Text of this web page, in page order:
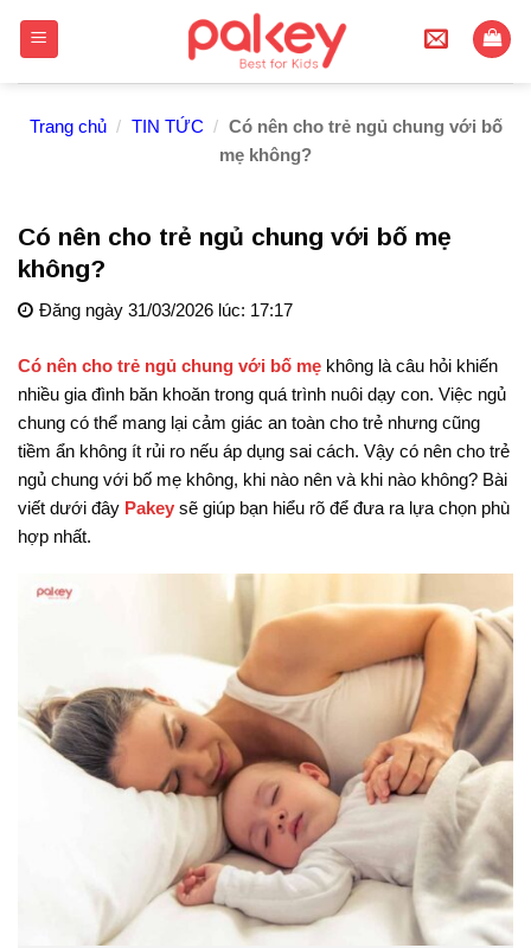
Trang chủ / TIN TỨC / Có nên cho trẻ ngủ chung với bố
mẹ không?
Có nên cho trẻ ngủ chung với bố mẹ
không?
Đăng ngày 31/03/2026 lúc: 17:17
Có nên cho trẻ ngủ chung với bố mẹ không là câu hỏi khiến
nhiều gia đình băn khoăn trong quá trình nuôi dạy con. Việc ngủ
chung có thể mang lại cảm giác an toàn cho trẻ nhưng cũng
tiềm ẩn không ít rủi ro nếu áp dụng sai cách. Vậy có nên cho trẻ
ngủ chung với bố mẹ không, khi nào nên và khi nào không? Bài
viết dưới đây Pakey sẽ giúp bạn hiểu rõ để đưa ra lựa chọn phù
hợp nhất.